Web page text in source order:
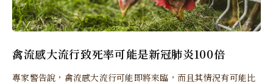
禽流感大流行致死率可能是新冠肺炎100倍
專家警告說，禽流感大流行可能即將來臨，而且其情況有可能比